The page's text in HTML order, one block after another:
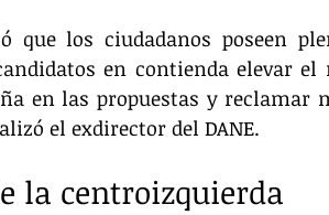
que los ciudadanos poseen
en contienda elevar
en las propuestas y reclamar
el exdirector del DANE.
la centroizquierda